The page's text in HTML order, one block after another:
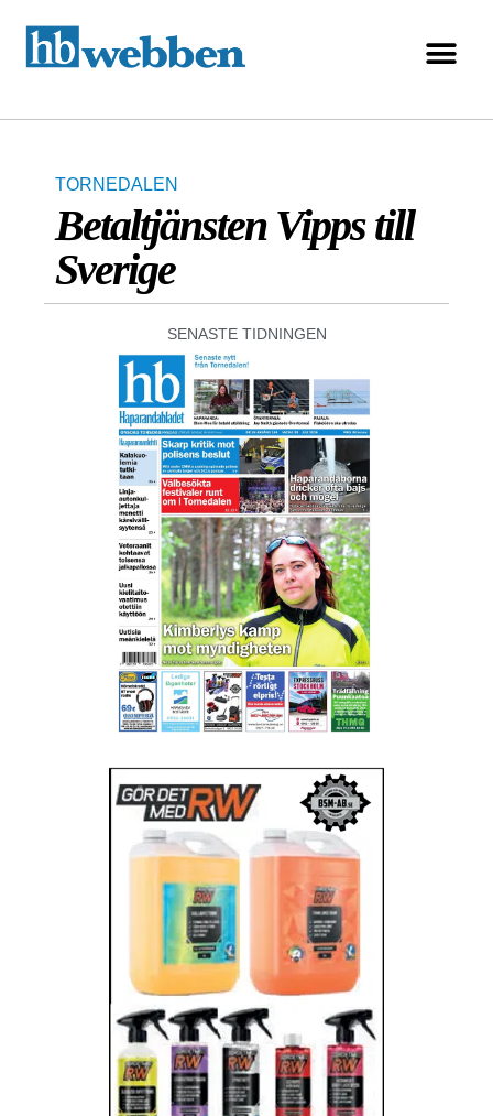
TORNEDALEN
Betaltjänsten Vipps till
Sverige
SENASTE TIDNINGEN